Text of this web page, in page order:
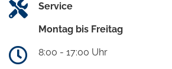
Service
Montag bis Freitag
8:00 - 17:00 Uhr